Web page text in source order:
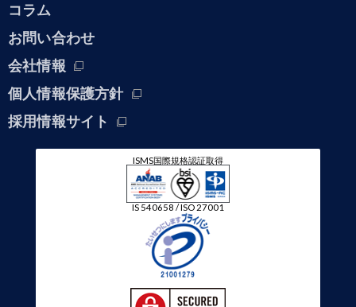
コラム
お問い合わせ
会社情報
個人情報保護方針
採用情報サイト
ISMS国際規格認証取得
IS 540658 / ISO 27001